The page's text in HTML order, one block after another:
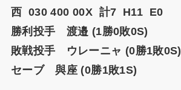
西 030 400 00X 計7 H11 E0
勝利投手 渡邉 (1勝0敗0S)
敗戦投手 ウレーニャ (0勝1敗0S)
セーブ 與座 (0勝1敗1S)